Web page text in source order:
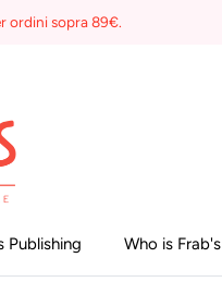
ordini sopra 89€.
Publishing Who is Frab's